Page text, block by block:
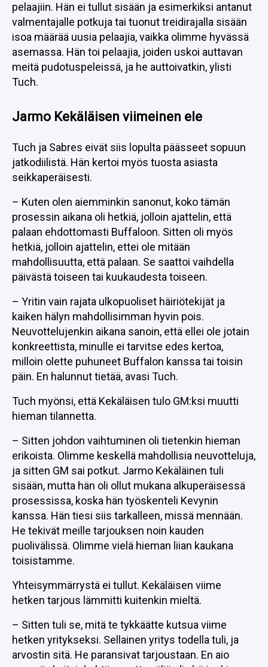
pelaajiin. Hän ei tullut sisään ja esimerkiksi antanut
valmentajalle potkuja tai tuonut treidirajalla sisään
isoa määrää uusia pelaajia, vaikka olimme hyvässä
asemassa. Hän toi pelaajia, joiden uskoi auttavan
meitä pudotuspeleissä, ja he auttoivatkin, ylisti
Tuch.
Jarmo Kekäläisen viimeinen ele
Tuch ja Sabres eivät siis lopulta päässeet sopuun
jatkodiilistä. Hän kertoi myös tuosta asiasta
seikkaperäisesti.
– Kuten olen aiemminkin sanonut, koko tämän
prosessin aikana oli hetkiä, jolloin ajattelin, että
palaan ehdottomasti Buffaloon. Sitten oli myös
hetkiä, jolloin ajattelin, ettei ole mitään
mahdollisuutta, että palaan. Se saattoi vaihdella
päivästä toiseen tai kuukaudesta toiseen.
– Yritin vain rajata ulkopuoliset häiriötekijät ja
kaiken hälyn mahdollisimman hyvin pois.
Neuvottelujenkin aikana sanoin, että ellei ole jotain
konkreettista, minulle ei tarvitse edes kertoa,
milloin olette puhuneet Buffalon kanssa tai toisin
päin. En halunnut tietää, avasi Tuch.
Tuch myönsi, että Kekäläisen tulo GM:ksi muutti
hieman tilannetta.
– Sitten johdon vaihtuminen oli tietenkin hieman
erikoista. Olimme keskellä mahdollisia neuvotteluja,
ja sitten GM sai potkut. Jarmo Kekäläinen tuli
sisään, mutta hän oli ollut mukana alkuperäisessä
prosessissa, koska hän työskenteli Kevynin
kanssa. Hän tiesi siis tarkalleen, missä mennään.
He tekivät meille tarjouksen noin kauden
puolivälissä. Olimme vielä hieman liian kaukana
toisistamme.
Yhteisymmärrystä ei tullut. Kekäläisen viime
hetken tarjous lämmitti kuitenkin mieltä.
– Sitten tuli se, mitä te tykkäätte kutsua viime
hetken yritykseksi. Sellainen yritys todella tuli, ja
arvostin sitä. He paransivat tarjoustaan. En aio